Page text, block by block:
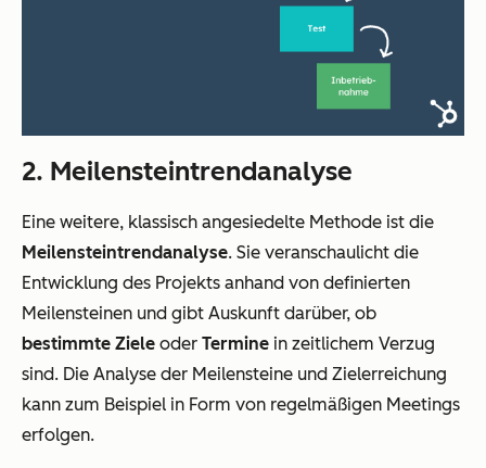
2. Meilensteintrendanalyse
Eine weitere, klassisch angesiedelte Methode ist die
Meilensteintrendanalyse. Sie veranschaulicht die
Entwicklung des Projekts anhand von definierten
Meilensteinen und gibt Auskunft darüber, ob
bestimmte Ziele oder Termine in zeitlichem Verzug
sind. Die Analyse der Meilensteine und Zielerreichung
kann zum Beispiel in Form von regelmäßigen Meetings
erfolgen.